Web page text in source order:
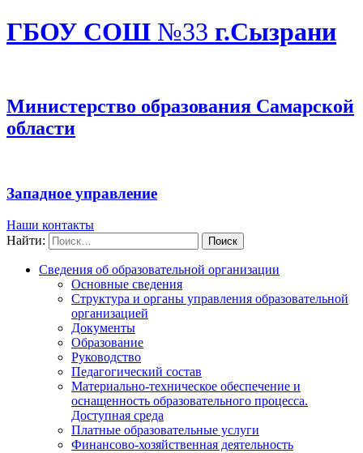
ГБОУ СОШ №33 г.Сызрани
Министерство образования Самарской
области
Западное управление
Наши контакты
Найти:
Сведения об образовательной организации
Основные сведения
Структура и органы управления образовательной
организацией
Документы
Образование
Руководство
Педагогический состав
Материально-техническое обеспечение и
оснащенность образовательного процесса.
Доступная среда
Платные образовательные услуги
Финансово-хозяйственная деятельность